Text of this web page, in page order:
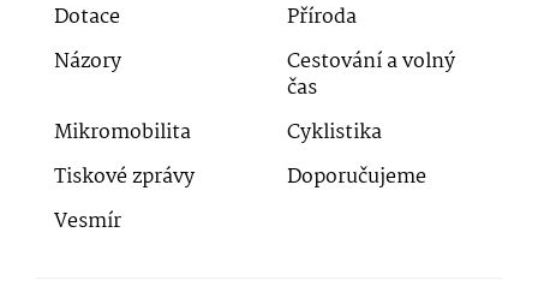
Dotace
Příroda
Názory
Cestování a volný
čas
Mikromobilita
Cyklistika
Tiskové zprávy
Doporučujeme
Vesmír